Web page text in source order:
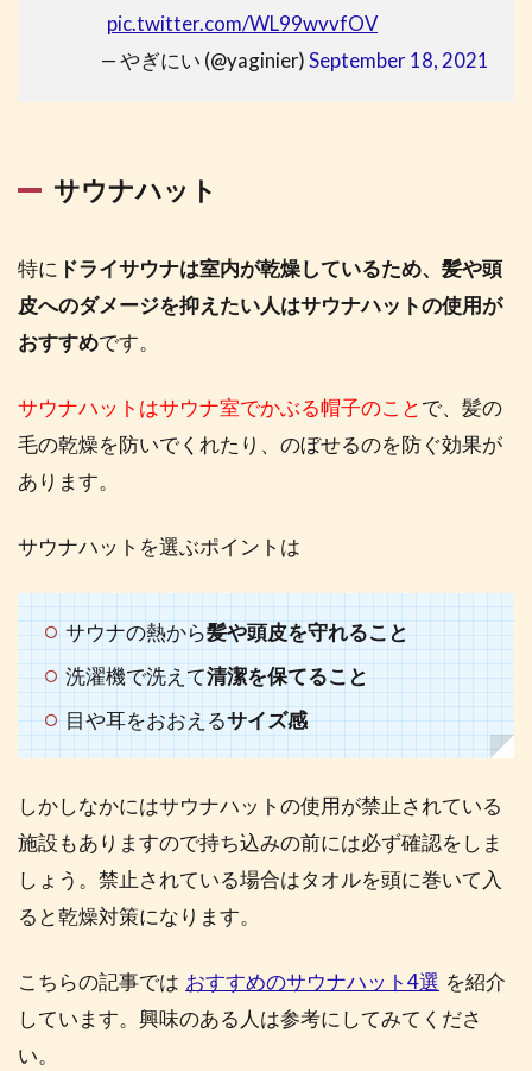
pic.twitter.com/WL99wvvfOV
— やぎにい (@yaginier)September 18, 2021
サウナハット
特に ドライサウナは室内が乾燥しているため、髪や頭
皮へのダメージを抑えたい人はサウナハットの使用が
おすすめです。
サウナハットはサウナ室でかぶる帽子のことで、髪の
毛の乾燥を防いでくれたり、のぼせるのを防ぐ効果が
あります。
サウナハットを選ぶポイントは
サウナの熱から髪や頭皮を守れること
洗濯機で洗えて清潔を保てること
目や耳をおおえるサイズ感
しかしなかにはサウナハットの使用が禁止されている
施設もありますので持ち込みの前には必ず確認をしま
しょう。禁止されている場合はタオルを頭に巻いて入
ると乾燥対策になります。
こちらの記事では おすすめのサウナハット4選 を紹介
しています。興味のある人は参考にしてみてくださ
い。